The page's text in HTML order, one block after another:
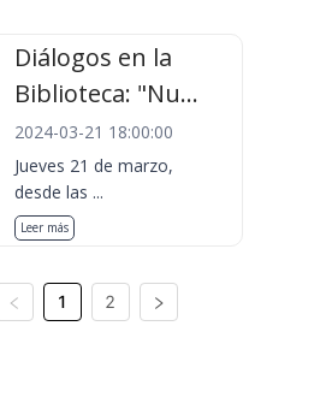
Diálogos en la
Biblioteca: "Nu...
2024-03-21 18:00:00
Jueves 21 de marzo,
desde las ...
Leer más
1 2